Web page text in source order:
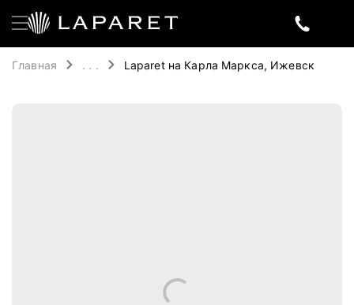
Главная . . . Laparet на Карла Маркса, Ижевск